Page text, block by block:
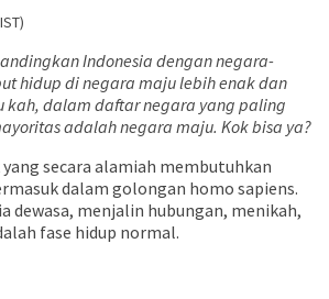
Indonesia dengan negara-
hidup di negara maju lebih enak dan
kah, dalam daftar negara yang paling
adalah negara maju. Kok bisa ya?
secara alamiah membutuhkan
dalam golongan homo sapiens.
dewasa, menjalin hubungan, menikah,
fase hidup normal.